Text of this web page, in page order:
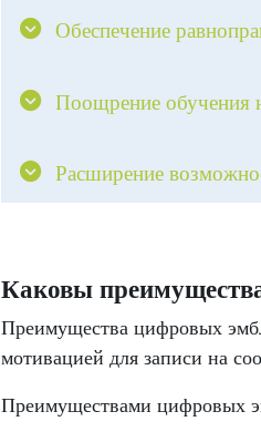
Обеспечение
Поощрение обучения
Расширение
Каковы
Преимущества цифровых
мотивацией для записи на
Преимуществами цифровых